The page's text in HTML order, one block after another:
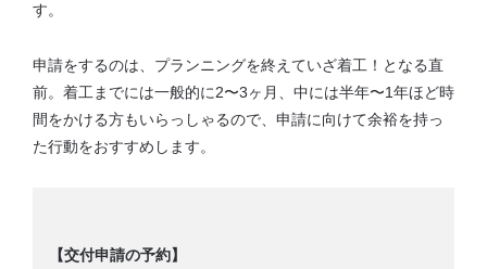
す。
申請をするのは、プランニングを終えていざ着工！となる直
前。着工までには一般的に2〜3ヶ月、中には半年〜1年ほど時
間をかける方もいらっしゃるので、申請に向けて余裕を持っ
た行動をおすすめします。
【交付申請の予約】